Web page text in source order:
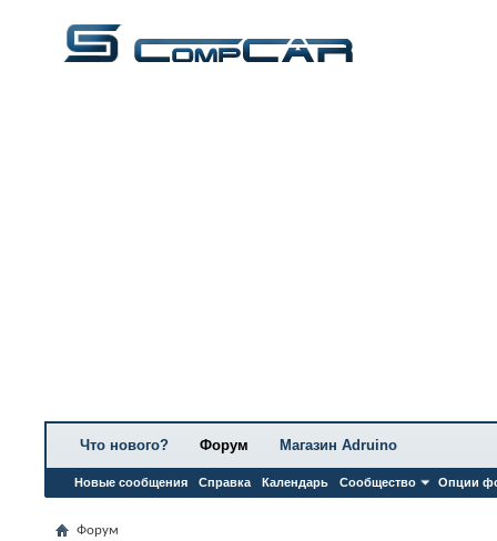
Что нового? Форум
Новые сообщения Справка Календарь Сообщество Опции
Магазин Adruino
Форум